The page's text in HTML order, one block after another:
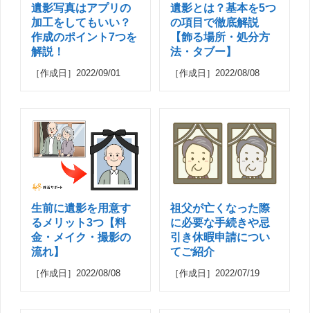
遺影写真はアプリの
加工をしてもいい？
作成のポイント7つを
解説！
［作成日］2022/09/01
遺影とは？基本を5つ
の項目で徹底解説
【飾る場所・処分方
法・タブー】
［作成日］2022/08/08
生前に遺影を用意す
るメリット3つ【料
金・メイク・撮影の
流れ】
［作成日］2022/08/08
祖父が亡くなった際
に必要な手続きや忌
引き休暇申請につい
てご紹介
［作成日］2022/07/19